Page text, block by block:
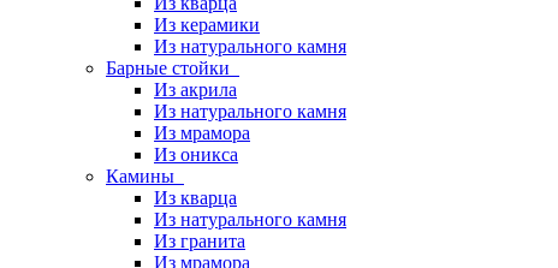
Из керамики
Из натурального камня
Барные стойки
Из акрила
Из натурального камня
Из мрамора
Из оникса
Камины
Из кварца
Из натурального камня
Из гранита
Из мрамора